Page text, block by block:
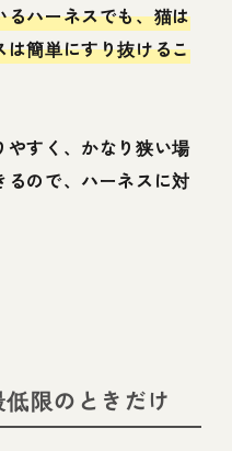
ハーネスでも、猫は
簡単にすり抜けるこ
すく、かなり狭い場
ので、ハーネスに対
限のときだけ